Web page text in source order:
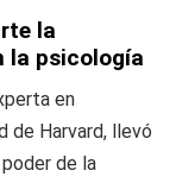
la
la psicología
en
de Harvard, llevó
de la